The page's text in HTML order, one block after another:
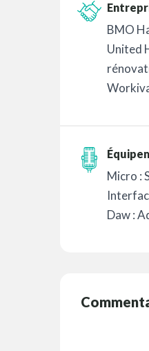
BMO
United
Micro :
Daw :